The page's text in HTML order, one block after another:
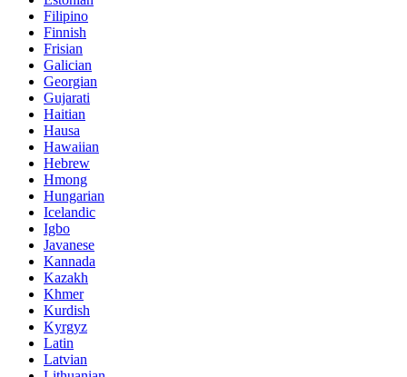
Filipino
Finnish
Frisian
Galician
Georgian
Gujarati
Haitian
Hausa
Hawaiian
Hebrew
Hmong
Hungarian
Icelandic
Igbo
Javanese
Kannada
Kazakh
Khmer
Kurdish
Kyrgyz
Latin
Latvian